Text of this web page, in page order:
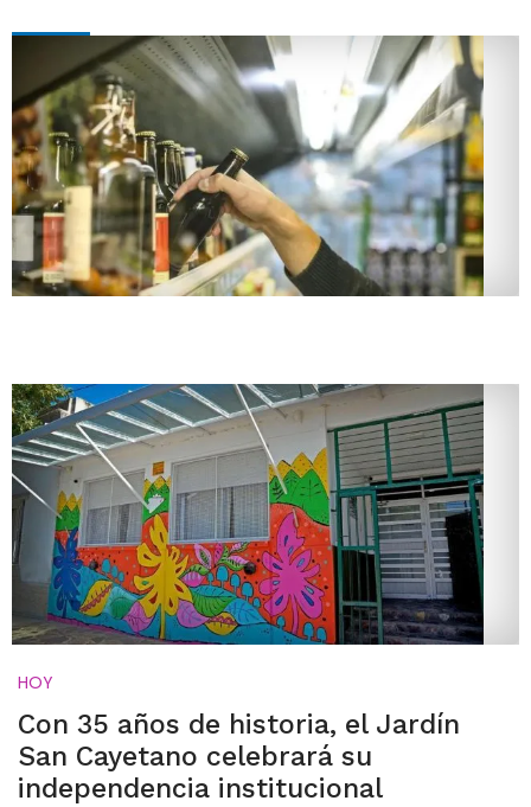
HOY
Con 35 años de historia, el Jardín
San Cayetano celebrará su
independencia institucional